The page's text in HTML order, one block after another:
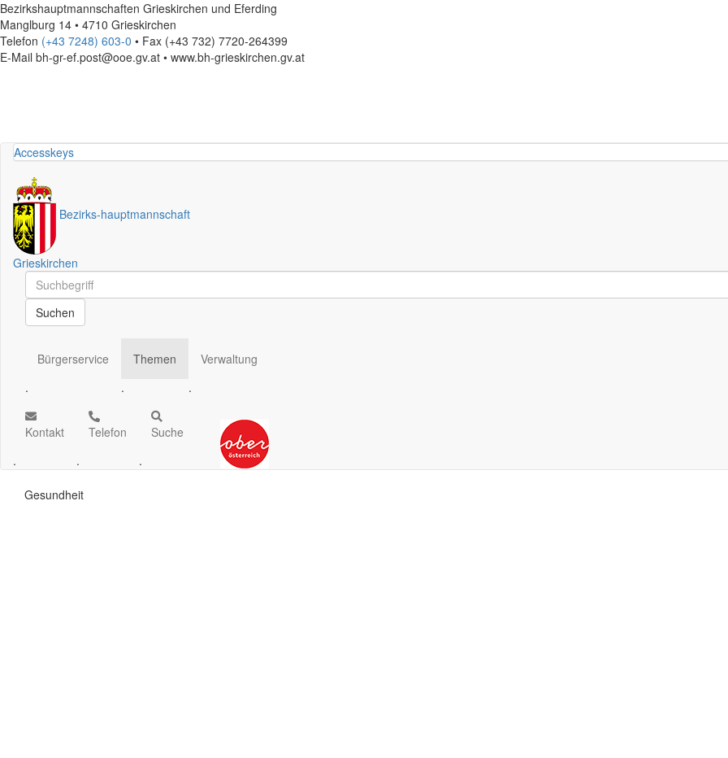
Bezirkshauptmannschaften Grieskirchen und Eferding
Manglburg 14 • 4710 Grieskirchen
Telefon (+43 7248) 603-0 • Fax (+43 732) 7720-264399
E-Mail bh-gr-ef.post@ooe.gv.at • www.bh-grieskirchen.gv.at
Accesskeys
Bezirks-hauptmannschaft
Grieskirchen
Schnellsuche
Schnellsuche
Suchen
Bürgerservice
.
Themen
.
Verwaltung
.
Kontakt
.
Telefon
.
Suche
.
Gesundheit